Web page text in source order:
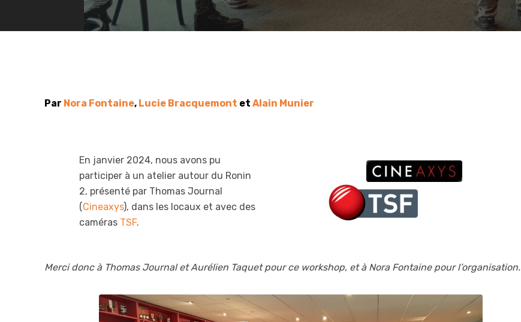
Par Nora Fontaine, Lucie Bracquemont et Alain Munier
En janvier 2024, nous avons pu
participer à un atelier autour du Ronin
2, présenté par Thomas Journal
(Cineaxys), dans les locaux et avec des
caméras TSF.
Merci donc à Thomas Journal et Aurélien Taquet pour ce workshop, et à Nora Fontaine pour l’organisation.